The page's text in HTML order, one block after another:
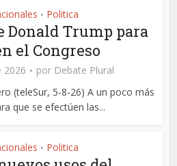
• Politica
Donald Trump para
el Congreso
2026 por Debate Plural
(teleSur, 5-8-26) A un poco más
que se efectúen las...
• Politica